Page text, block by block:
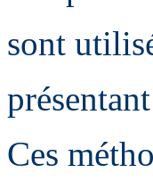
sont
Ces